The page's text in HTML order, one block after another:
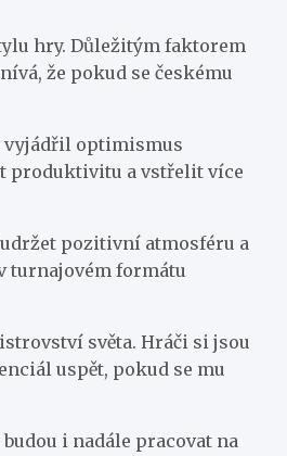
hry. Důležitým faktorem
že pokud se českému
vyjádřil optimismus
produktivitu a vstřelit více
pozitivní atmosféru a
turnajovém formátu
světa. Hráči si jsou
uspět, pokud se mu
i nadále pracovat na